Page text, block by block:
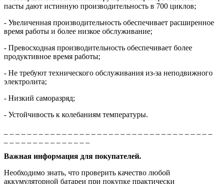
пасты дают истинную производительность в 700 циклов;
- Увеличенная производительность обеспечивает расширенное
время работы и более низкое обслуживание;
- Превосходная производительность обеспечивает более
продуктивное время работы;
- Не требуют технического обслуживания из-за неподвижного
электролита;
- Низкий саморазряд;
- Устойчивость к колебаниям температуры.
Важная информация для покупателей.
Необходимо знать, что проверить качество любой
аккумуляторной батареи при покупке практически